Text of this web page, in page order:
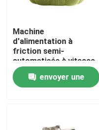
À la maison
Vidéos
Machine
d'alimentation à
friction semi-
automatisée à vitesse
sans pas avec support
CIJ
envoyer une